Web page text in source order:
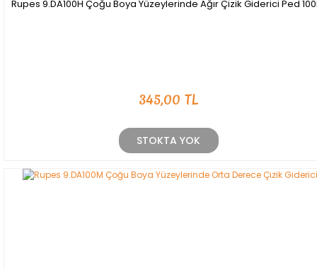
Rupes 9.DA100H Çoğu Boya Yüzeylerinde Ağır Çizik Giderici Ped
345,00 TL
STOKTA YOK